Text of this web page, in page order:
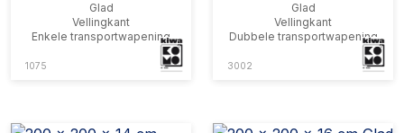
Glad
Vellingkant
Enkele transportwapening
1075
Glad
Vellingkant
Dubbele transportwapening
3002